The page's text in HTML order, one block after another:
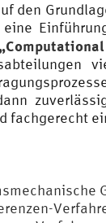
den
„Computational
fachgerecht